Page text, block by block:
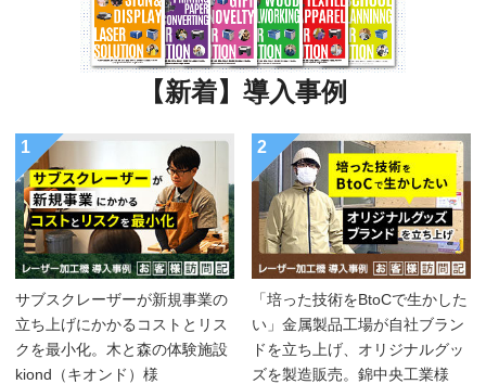
【新着】導入事例
1
サブスクレーザーが新規事業の
立ち上げにかかるコストとリス
クを最小化。木と森の体験施設
kiond（キオンド）様
2
「培った技術をBtoCで生かした
い」金属製品工場が自社ブラン
ドを立ち上げ、オリジナルグッ
ズを製造販売。錦中央工業様